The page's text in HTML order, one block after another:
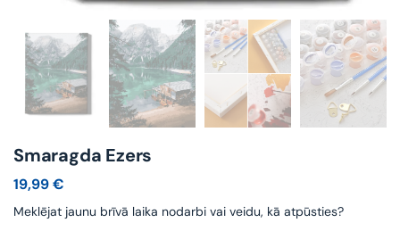
Smaragda Ezers
19,99€
Meklējat jaunu brīvā laika nodarbi vai veidu, kā atpūsties?